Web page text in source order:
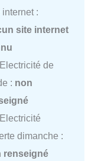
internet :
site internet
de
: non
dimanche :
renseigné